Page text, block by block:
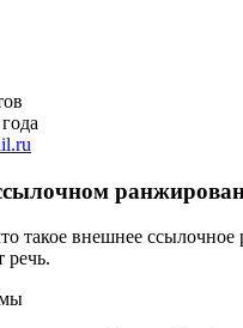
такое внешнее
речь.